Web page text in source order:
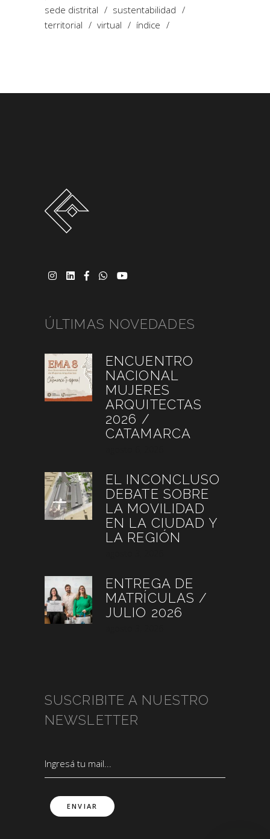
sede distrital
sustentabilidad
territorial
virtual índice
ÚLTIMAS NOVEDADES
ENCUENTRO
NACIONAL
MUJERES
ARQUITECTAS
2026 /
CATAMARCA
EL INCONCLUSO
DEBATE SOBRE
LA MOVILIDAD
EN LA CIUDAD Y
LA REGIÓN
ENTREGA DE
MATRÍCULAS /
JULIO 2026
SUSCRIBITE A NUESTRO
NEWSLETTER